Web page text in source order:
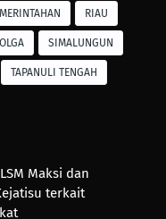
RIAU
SIMALUNGUN
TAPANULI TENGAH
Maksi dan
terkait